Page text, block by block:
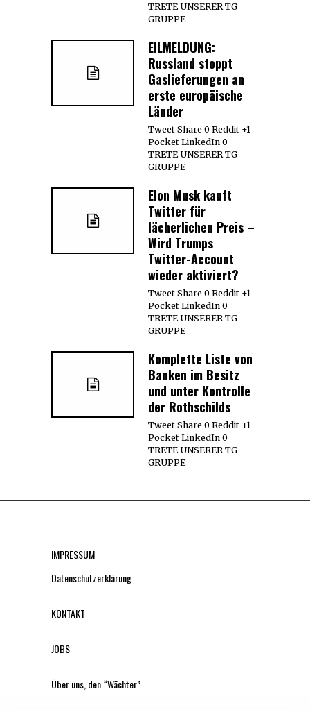
TRETE UNSERER TG
GRUPPE
EILMELDUNG:
Russland stoppt
Gaslieferungen an
erste europäische
Länder
Tweet Share 0 Reddit +1
Pocket LinkedIn 0
TRETE UNSERER TG
GRUPPE
Elon Musk kauft
Twitter für
lächerlichen Preis –
Wird Trumps
Twitter-Account
wieder aktiviert?
Tweet Share 0 Reddit +1
Pocket LinkedIn 0
TRETE UNSERER TG
GRUPPE
Komplette Liste von
Banken im Besitz
und unter Kontrolle
der Rothschilds
Tweet Share 0 Reddit +1
Pocket LinkedIn 0
TRETE UNSERER TG
GRUPPE
IMPRESSUM
Datenschutzerklärung
KONTAKT
JOBS
Über uns, den “Wächter”